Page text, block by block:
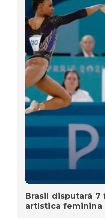
Brasil disputará
artística feminina